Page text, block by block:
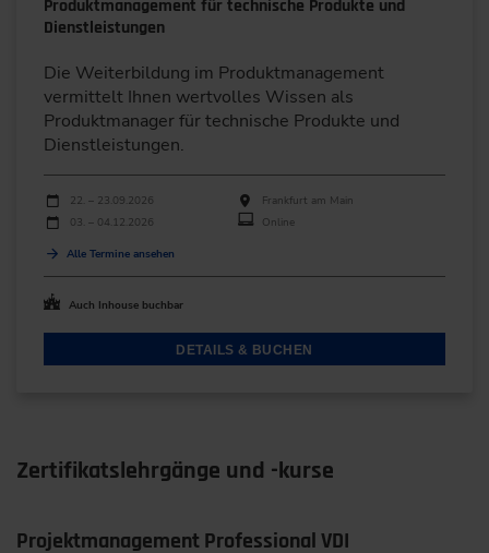
Produktmanagement für technische Produkte und
Dienstleistungen
Die Weiterbildung im Produktmanagement
vermittelt Ihnen wertvolles Wissen als
Produktmanager für technische Produkte und
Dienstleistungen.
Durchführungen
Veranstaltungsdatum Veranstaltungsort
22. – 23.09.2026
Frankfurt am Main
03. – 04.12.2026
Online
Alle Termine ansehen
Auch Inhouse buchbar
DETAILS & BUCHEN
Zertifikatslehrgänge und -kurse
Projektmanagement Professional VDI